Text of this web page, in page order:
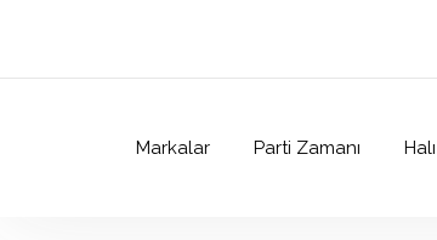
Markalar Parti Zamanı Halı